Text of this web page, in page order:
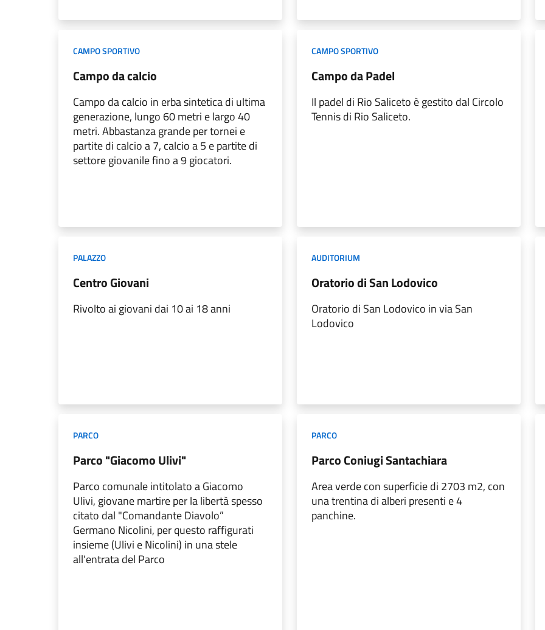
CAMPO SPORTIVO
Campo da calcio
Campo da calcio in erba sintetica di ultima
generazione, lungo 60 metri e largo 40
metri. Abbastanza grande per tornei e
partite di calcio a 7, calcio a 5 e partite di
settore giovanile fino a 9 giocatori.
CAMPO SPORTIVO
Campo da Padel
Il padel di Rio Saliceto è gestito dal Circolo
Tennis di Rio Saliceto.
PALAZZO
Centro Giovani
Rivolto ai giovani dai 10 ai 18 anni
AUDITORIUM
Oratorio di San Lodovico
Oratorio di San Lodovico in via San
Lodovico
PARCO
Parco "Giacomo Ulivi"
Parco comunale intitolato a Giacomo
Ulivi, giovane martire per la libertà spesso
citato dal "Comandante Diavolo”
Germano Nicolini, per questo raffigurati
insieme (Ulivi e Nicolini) in una stele
all'entrata del Parco
PARCO
Parco Coniugi Santachiara
Area verde con superficie di 2703 m2, con
una trentina di alberi presenti e 4
panchine.